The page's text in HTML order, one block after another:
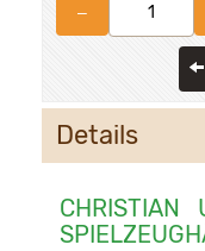
–
Details
CHRISTIAN